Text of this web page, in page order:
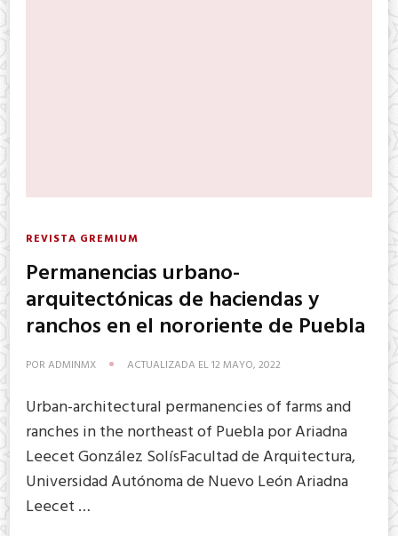
REVISTA GREMIUM
Permanencias urbano-
arquitectónicas de haciendas y
ranchos en el nororiente de Puebla
POR ADMINMX ACTUALIZADA EL12 MAYO, 2022
Urban-architectural permanencies of farms and
ranches in the northeast of Puebla por Ariadna
Leecet González SolísFacultad de Arquitectura,
Universidad Autónoma de Nuevo León Ariadna
Leecet …